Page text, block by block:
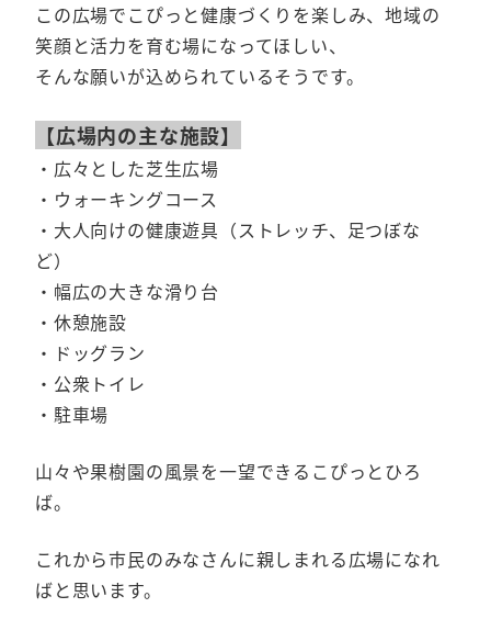
この広場でこぴっと健康づくりを楽しみ、地域の
笑顔と活力を育む場になってほしい、
そんな願いが込められているそうです。
【広場内の主な施設】
・広々とした芝生広場
・ウォーキングコース
・大人向けの健康遊具（ストレッチ、足つぼな
ど）
・幅広の大きな滑り台
・休憩施設
・ドッグラン
・公衆トイレ
・駐車場
山々や果樹園の風景を一望できるこぴっとひろ
ば。
これから市民のみなさんに親しまれる広場になれ
ばと思います。